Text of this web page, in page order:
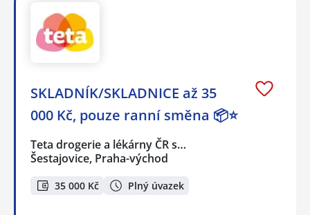
SKLADNÍK/SKLADNICE až 35
000 Kč, pouze ranní směna 📦⭐
Teta drogerie a lékárny ČR s…
Šestajovice, Praha-východ
35 000 Kč Plný úvazek